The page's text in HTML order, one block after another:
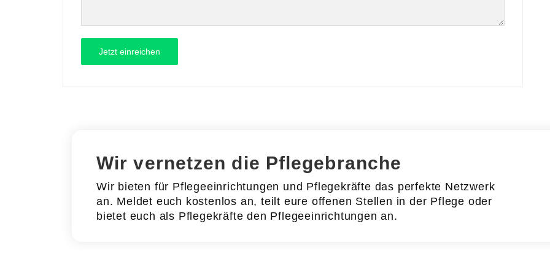
Wir vernetzen die Pflegebranche
Wir bieten für Pflegeeinrichtungen und Pflegekräfte das perfekte Netzwerk
an. Meldet euch kostenlos an, teilt eure offenen Stellen in der Pflege oder
bietet euch als Pflegekräfte den Pflegeeinrichtungen an.